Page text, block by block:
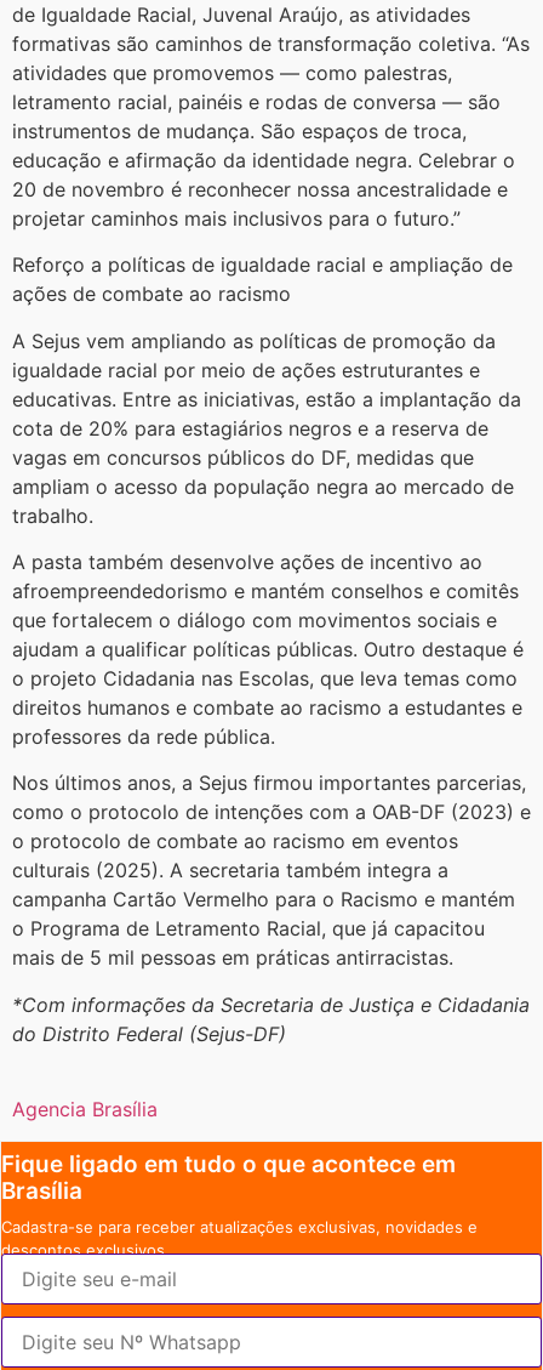
de Igualdade Racial, Juvenal Araújo, as atividades
formativas são caminhos de transformação coletiva. “As
atividades que promovemos — como palestras,
letramento racial, painéis e rodas de conversa — são
instrumentos de mudança. São espaços de troca,
educação e afirmação da identidade negra. Celebrar o
20 de novembro é reconhecer nossa ancestralidade e
projetar caminhos mais inclusivos para o futuro.”
Reforço a políticas de igualdade racial e ampliação de
ações de combate ao racismo
A Sejus vem ampliando as políticas de promoção da
igualdade racial por meio de ações estruturantes e
educativas. Entre as iniciativas, estão a implantação da
cota de 20% para estagiários negros e a reserva de
vagas em concursos públicos do DF, medidas que
ampliam o acesso da população negra ao mercado de
trabalho.
A pasta também desenvolve ações de incentivo ao
afroempreendedorismo e mantém conselhos e comitês
que fortalecem o diálogo com movimentos sociais e
ajudam a qualificar políticas públicas. Outro destaque é
o projeto Cidadania nas Escolas, que leva temas como
direitos humanos e combate ao racismo a estudantes e
professores da rede pública.
Nos últimos anos, a Sejus firmou importantes parcerias,
como o protocolo de intenções com a OAB-DF (2023) e
o protocolo de combate ao racismo em eventos
culturais (2025). A secretaria também integra a
campanha Cartão Vermelho para o Racismo e mantém
o Programa de Letramento Racial, que já capacitou
mais de 5 mil pessoas em práticas antirracistas.
*Com informações da Secretaria de Justiça e Cidadania
do Distrito Federal (Sejus-DF)
Agencia Brasília
Fique ligado em tudo o que acontece em
Brasília
Cadastra-se para receber atualizações exclusivas, novidades e
descontos exclusivos.